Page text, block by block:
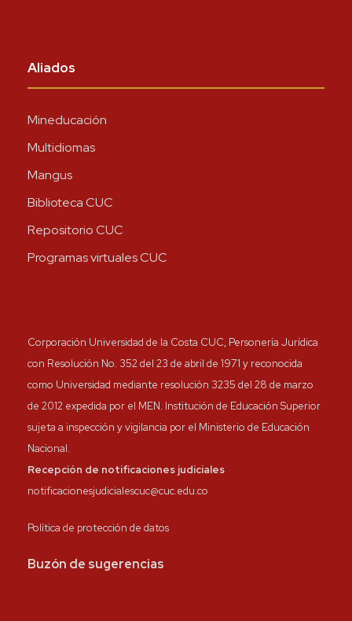
Aliados
Mineducación
Multidiomas
Mangus
Biblioteca CUC
Repositorio CUC
Programas virtuales CUC
Corporación Universidad de la Costa CUC, Personería Jurídica
con Resolución No. 352 del 23 de abril de 1971 y reconocida
como Universidad mediante resolución 3235 del 28 de marzo
de 2012 expedida por el MEN. Institución de Educación Superior
sujeta a inspección y vigilancia por el Ministerio de Educación
Nacional.
Recepción de notificaciones judiciales
notificacionesjudicialescuc@cuc.edu.co
Política de protección de datos
Buzón de sugerencias